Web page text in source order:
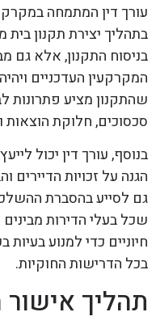
עורך דין המתמחה
בתהליך יצירת תקנון
בניסוח התקנון, אלא גם
המקרקעין העדכניים
שהתקנון מציע פתרונות
סכסוכים, חלוקת הוצאות
בנוסף, עורך דין יכול
הגנה על זכויות הדיירים
גם לסייע בהסברת
שכל בעלי הדירות
חיוניים כדי למנוע
בכל הדרישות החוקיות.
תהליך אישור